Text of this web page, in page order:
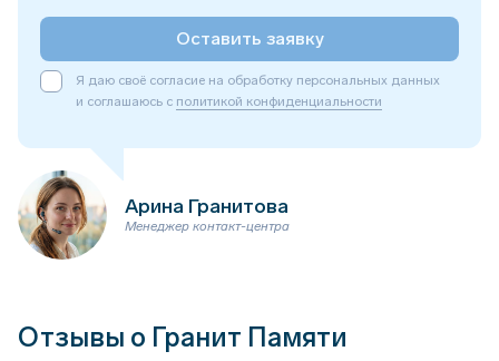
Оставить заявку
Я даю своё согласие на обработку персональных данных
и соглашаюсь с политикой конфиденциальности
Арина Гранитова
Менеджер контакт-центра
Отзывы о Гранит Памяти